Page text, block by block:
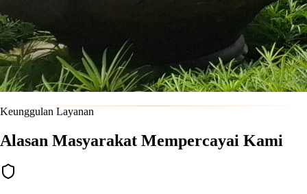
Keunggulan Layanan
Alasan Masyarakat Mempercayai Kami